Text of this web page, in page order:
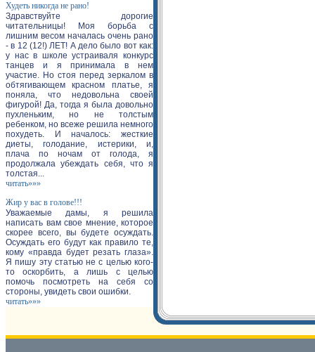
Худеть никогда не рано!
Здравствуйте дорогие
читательницы! Моя борьба с
лишним весом началась очень рано
- в 12 (12!) ЛЕТ! А дело было вот как:
у нас в школе устраиваля конкурс
танцев и я принимала в нем
участие. Но стоя перед зеркалом в
обтягивающем красном платье, я
поняла, что недовольна своей
фигурой! Да, тогда я была довольно
пухленьким, но не толстым
ребенком, но всеже решила немного
похудеть. И началось: жесткие
диеты, голодание, истерики, и,
плача по ночам от голода, я
продолжала убеждать себя, что я
толстая...
читать»»»
Жир у вас в голове!!!
Уважаемые дамы, я решила
написать вам свое мнение, которое
скорее всего, вы будете осуждать.
Осуждать его будут как правило те,
кому «правда будет резать глаза».
Я пишу эту статью не с целью кого-
то оскорбить, а лишь с целью
помочь посмотреть на себя со
стороны, увидеть свои ошибки.
читать»»»